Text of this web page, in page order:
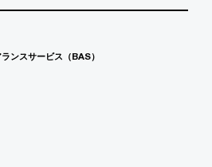
ンスサービス（BAS）